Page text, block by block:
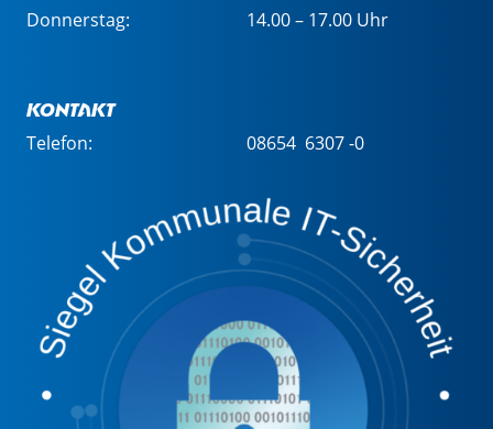
Donnerstag:
14.00 – 17.00 Uhr
Kontakt
Telefon: 08654 6307 -0